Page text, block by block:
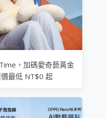
，加碼愛奇藝黃金
最低 NT$0 起